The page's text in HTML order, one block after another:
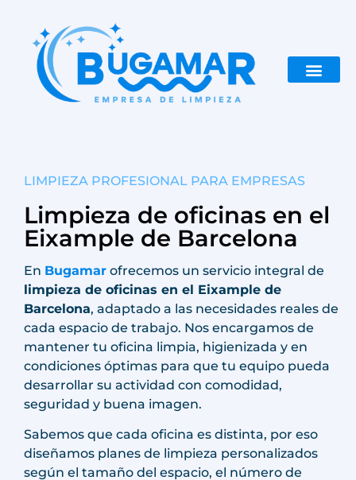
LIMPIEZA PROFESIONAL PARA EMPRESAS
Limpieza de oficinas en el
Eixample de Barcelona
En Bugamar ofrecemos un servicio integral de
limpieza de oficinas en el Eixample de
Barcelona, adaptado a las necesidades reales de
cada espacio de trabajo. Nos encargamos de
mantener tu oficina limpia, higienizada y en
condiciones óptimas para que tu equipo pueda
desarrollar su actividad con comodidad,
seguridad y buena imagen.
Sabemos que cada oficina es distinta, por eso
diseñamos planes de limpieza personalizados
según el tamaño del espacio, el número de